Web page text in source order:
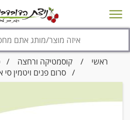
מבצעים סניפים צור
ראשי / קוסמטיקה ורחצה /
/ סרום פנים ויטמין סי